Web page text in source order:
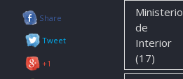
Share
Tweet
+1
Ministerio
de
Interior
(17)